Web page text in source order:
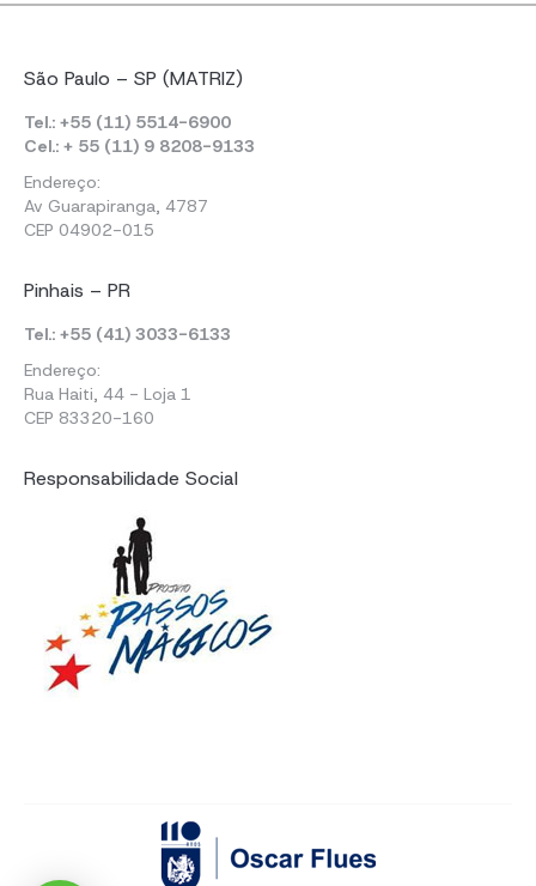
São Paulo – SP (MATRIZ)
Tel.: +55 (11) 5514-6900
Cel.: + 55 (11) 9 8208-9133
Endereço:
Av Guarapiranga, 4787
CEP 04902-015
Pinhais – PR
Tel.: +55 (41) 3033-6133
Endereço:
Rua Haiti, 44 - Loja 1
CEP 83320-160
Responsabilidade Social